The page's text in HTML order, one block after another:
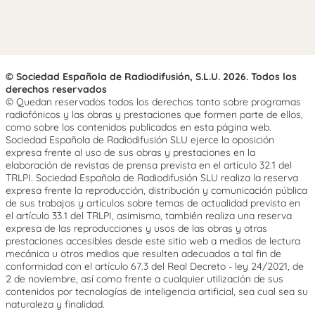
© Sociedad Española de Radiodifusión, S.L.U. 2026. Todos los
derechos reservados
© Quedan reservados todos los derechos tanto sobre programas
radiofónicos y las obras y prestaciones que formen parte de ellos,
como sobre los contenidos publicados en esta página web.
Sociedad Española de Radiodifusión SLU ejerce la oposición
expresa frente al uso de sus obras y prestaciones en la
elaboración de revistas de prensa prevista en el artículo 32.1 del
TRLPI. Sociedad Española de Radiodifusión SLU realiza la reserva
expresa frente la reproducción, distribución y comunicación pública
de sus trabajos y artículos sobre temas de actualidad prevista en
el artículo 33.1 del TRLPI, asimismo, también realiza una reserva
expresa de las reproducciones y usos de las obras y otras
prestaciones accesibles desde este sitio web a medios de lectura
mecánica u otros medios que resulten adecuados a tal fin de
conformidad con el artículo 67.3 del Real Decreto - ley 24/2021, de
2 de noviembre, así como frente a cualquier utilización de sus
contenidos por tecnologías de inteligencia artificial, sea cual sea su
naturaleza y finalidad.